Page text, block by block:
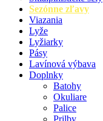
Sezónne zľavy
Viazania
Lyže
Lyžiarky
Pásy
Lavínová výbava
Doplnky
Batohy
Okuliare
Palice